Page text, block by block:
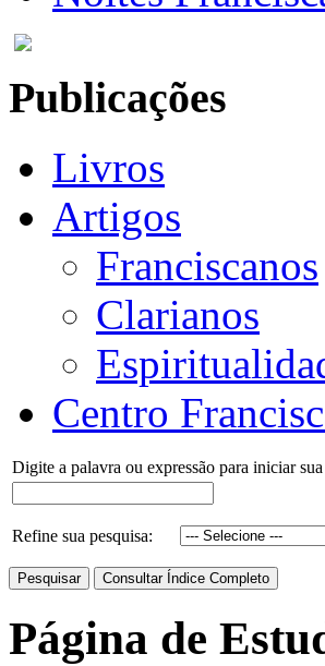
Publicações
Livros
Artigos
Franciscanos
Clarianos
Centro
Digite a palavra ou expressão para iniciar
Refine sua pesquisa:
Página de